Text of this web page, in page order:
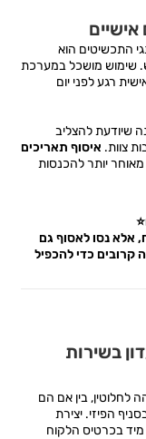
אישיים
התכשיטים הוא
שימוש מושכל במערכת
רגע לפני יום
שיודעת להצליב
צוות. איסוף תאריכים
יותר להכנסות
אלא נסו לאסוף גם
קרובים כדי להכפיל
בשירות
לחלוטין, בין אם הם
הפיזי. יצירת
בכרטיס הלקוח